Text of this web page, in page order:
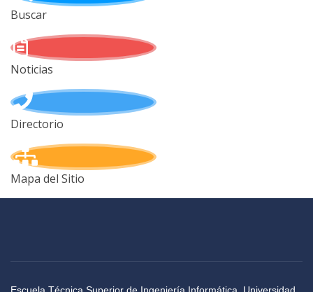
Buscar
Noticias
Directorio
Mapa del Sitio